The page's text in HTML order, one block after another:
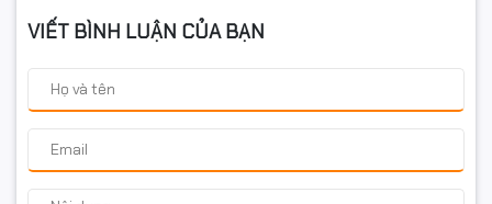
VIẾT BÌNH LUẬN CỦA BẠN